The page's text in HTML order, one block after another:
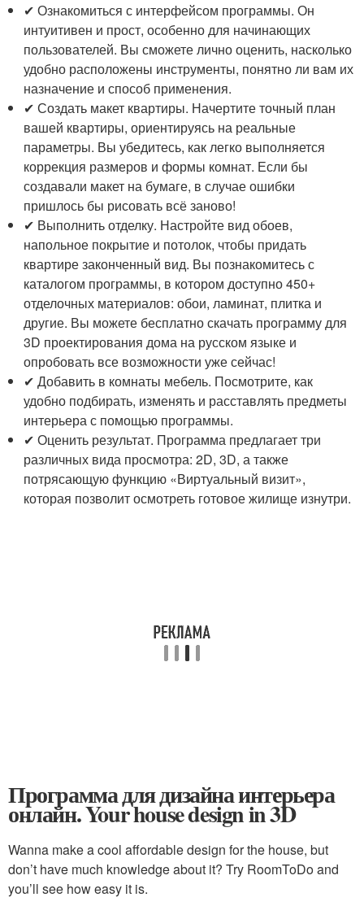
✔ Ознакомиться с интерфейсом программы. Он
интуитивен и прост, особенно для начинающих
пользователей. Вы сможете лично оценить, насколько
удобно расположены инструменты, понятно ли вам их
назначение и способ применения.
✔ Создать макет квартиры. Начертите точный план
вашей квартиры, ориентируясь на реальные
параметры. Вы убедитесь, как легко выполняется
коррекция размеров и формы комнат. Если бы
создавали макет на бумаге, в случае ошибки
пришлось бы рисовать всё заново!
✔ Выполнить отделку. Настройте вид обоев,
напольное покрытие и потолок, чтобы придать
квартире законченный вид. Вы познакомитесь с
каталогом программы, в котором доступно 450+
отделочных материалов: обои, ламинат, плитка и
другие. Вы можете бесплатно скачать программу для
3D проектирования дома на русском языке и
опробовать все возможности уже сейчас!
✔ Добавить в комнаты мебель. Посмотрите, как
удобно подбирать, изменять и расставлять предметы
интерьера с помощью программы.
✔ Оценить результат. Программа предлагает три
различных вида просмотра: 2D, 3D, а также
потрясающую функцию «Виртуальный визит»,
которая позволит осмотреть готовое жилище изнутри.
Программа для дизайна интерьера
онлайн. Your house design in 3D
Wanna make a cool affordable design for the house, but
don’t have much knowledge about it? Try RoomToDo and
you’ll see how easy it is.